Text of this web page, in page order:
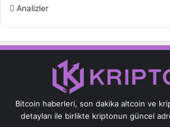
Analizler
Bitcoin haberleri, son dakika altcoin ve
detayları ile birlikte kriptonun güncel